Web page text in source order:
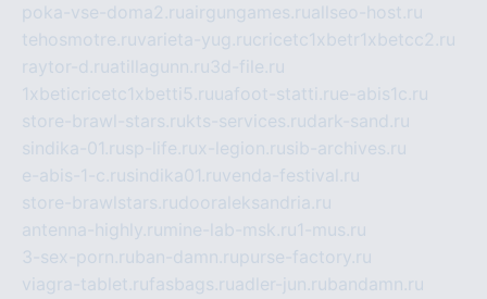
poka-vse-doma2.ruairgungames.ruallseo-host.ru
tehosmotre.ruvarieta-yug.rucricetc1xbetr1xbetcc2.ru
raytor-d.ruatillagunn.ru3d-file.ru
1xbeticricetc1xbetti5.ruuafoot-statti.rue-abis1c.ru
store-brawl-stars.rukts-services.rudark-sand.ru
sindika-01.rusp-life.rux-legion.rusib-archives.ru
e-abis-1-c.rusindika01.ruvenda-festival.ru
store-brawlstars.rudooraleksandria.ru
antenna-highly.ru mine-lab-msk.ru1-mus.ru
3-sex-porn.ruban-damn.rupurse-factory.ru
viagra-tablet.rufasbags.ruadler-jun.rubandamn.ru